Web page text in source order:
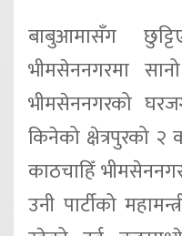
बाबुआमासँग
भीमसेननगरमा
भीमसेननगरको
किनेको क्षेत्रपुरको २
काठचाहिँ
उनी पार्टीको